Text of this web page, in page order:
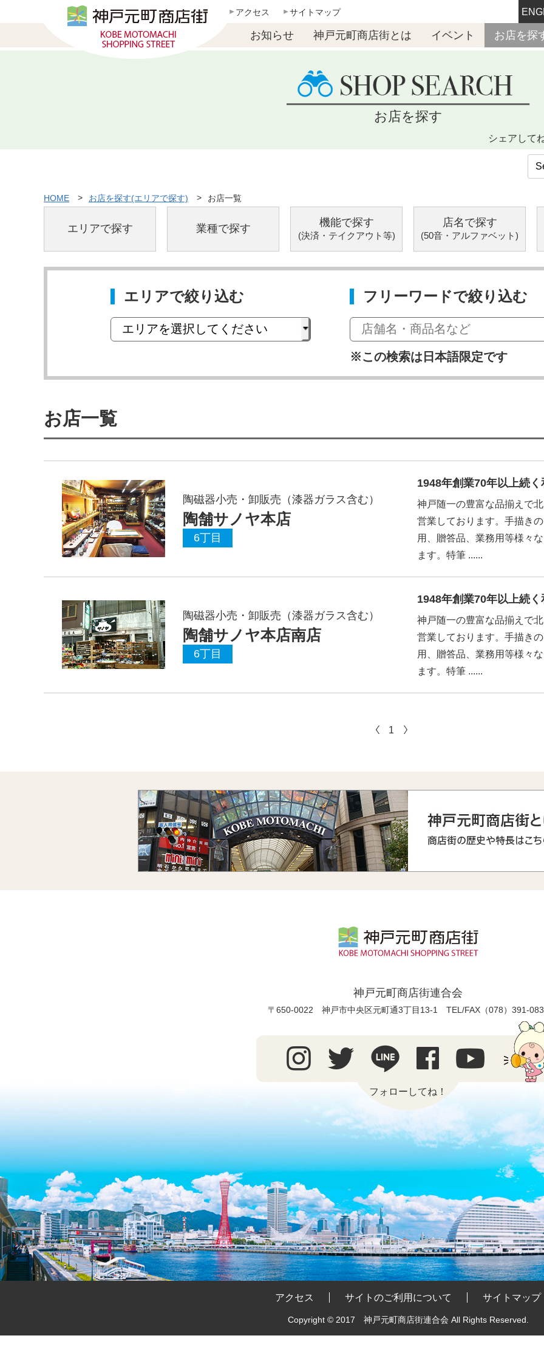
アクセス サイトマップ
お知らせ 神戸元町商店街とは イベント お店を探
お店を探す
シェアして
HOME お店を探す(エリアで探す) お店一覧
エリアで探す 業種で探す 機能で探す
(決済・テイクアウト等)
店名で探す
(50音・アルファベット)
エリアで絞り込む フリーワードで絞り込む
※この検索は日本語限定です
お店一覧
陶磁器小売・卸販売（漆器ガラス含む）
陶舗サノヤ本店
6丁目
1948年創業70年以上続
神戸随一の豊富な品揃えで
営業しております。手描き
用、贈答品、業務用等様々
ます。特筆 ......
陶磁器小売・卸販売（漆器ガラス含む）
陶舗サノヤ本店南店
6丁目
1948年創業70年以上続
神戸随一の豊富な品揃えで
営業しております。手描き
用、贈答品、業務用等様々
ます。特筆 ......
1
神戸元町商店街連合会
〒650-0022 神戸市中央区元町通3丁目13-1 TEL/FAX（078）391-
フォローしてね！
アクセス サイトのご利用について サイトマップ
Copyright © 2017 神戸元町商店街連合会 All Rights Reserved.